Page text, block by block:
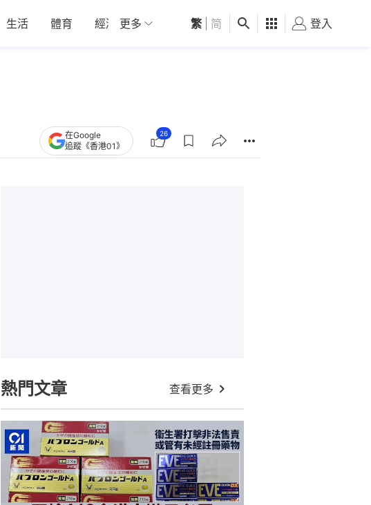
生活 體育 經濟 01深圳 觀點 健康 好食玩飛
更多 繁 简 登入
在Google
追蹤《香港01》
26
熱門文章 查看更多